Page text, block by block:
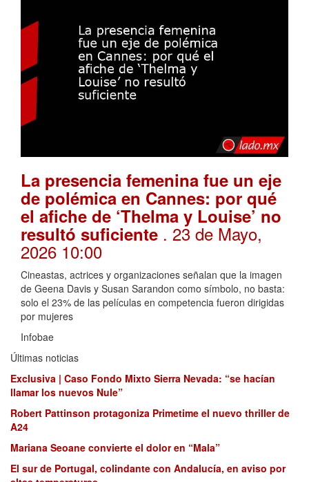
La presencia femenina fue un eje
de polémica en Cannes: por qué
el afiche de ‘Thelma y Louise’ no
resultó suficiente . 23 de Mayo,
2026 10:00
Cineastas, actrices y organizaciones señalan que la imagen
de Geena Davis y Susan Sarandon como símbolo, no basta:
solo el 23% de las películas en competencia fueron dirigidas
por mujeres
Infobae
Últimas noticias
Exclusiva | Caso Fondo Mixto Sierra Nevada: “se hacían
llamar los nuevos Nule”
Robert Pattinson protagoniza Primetime el nuevo thriller de
A24
Mariana Seoane convierte el dolor en “Mala”
El sur de Portugal, colindante con Andalucía, en aviso por